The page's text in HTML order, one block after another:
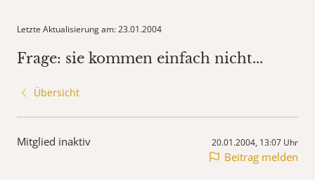
Letzte Aktualisierung am: 23.01.2004
Frage: sie kommen einfach nicht...
Übersicht
Mitglied inaktiv 20.01.2004, 13:07 Uhr
Beitrag melden